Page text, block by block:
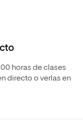
horas de clases
directo o verlas en